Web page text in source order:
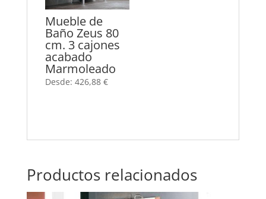
Mueble de
Baño Zeus 80
cm. 3 cajones
acabado
Marmoleado
Desde: 426,88 €
Productos relacionados